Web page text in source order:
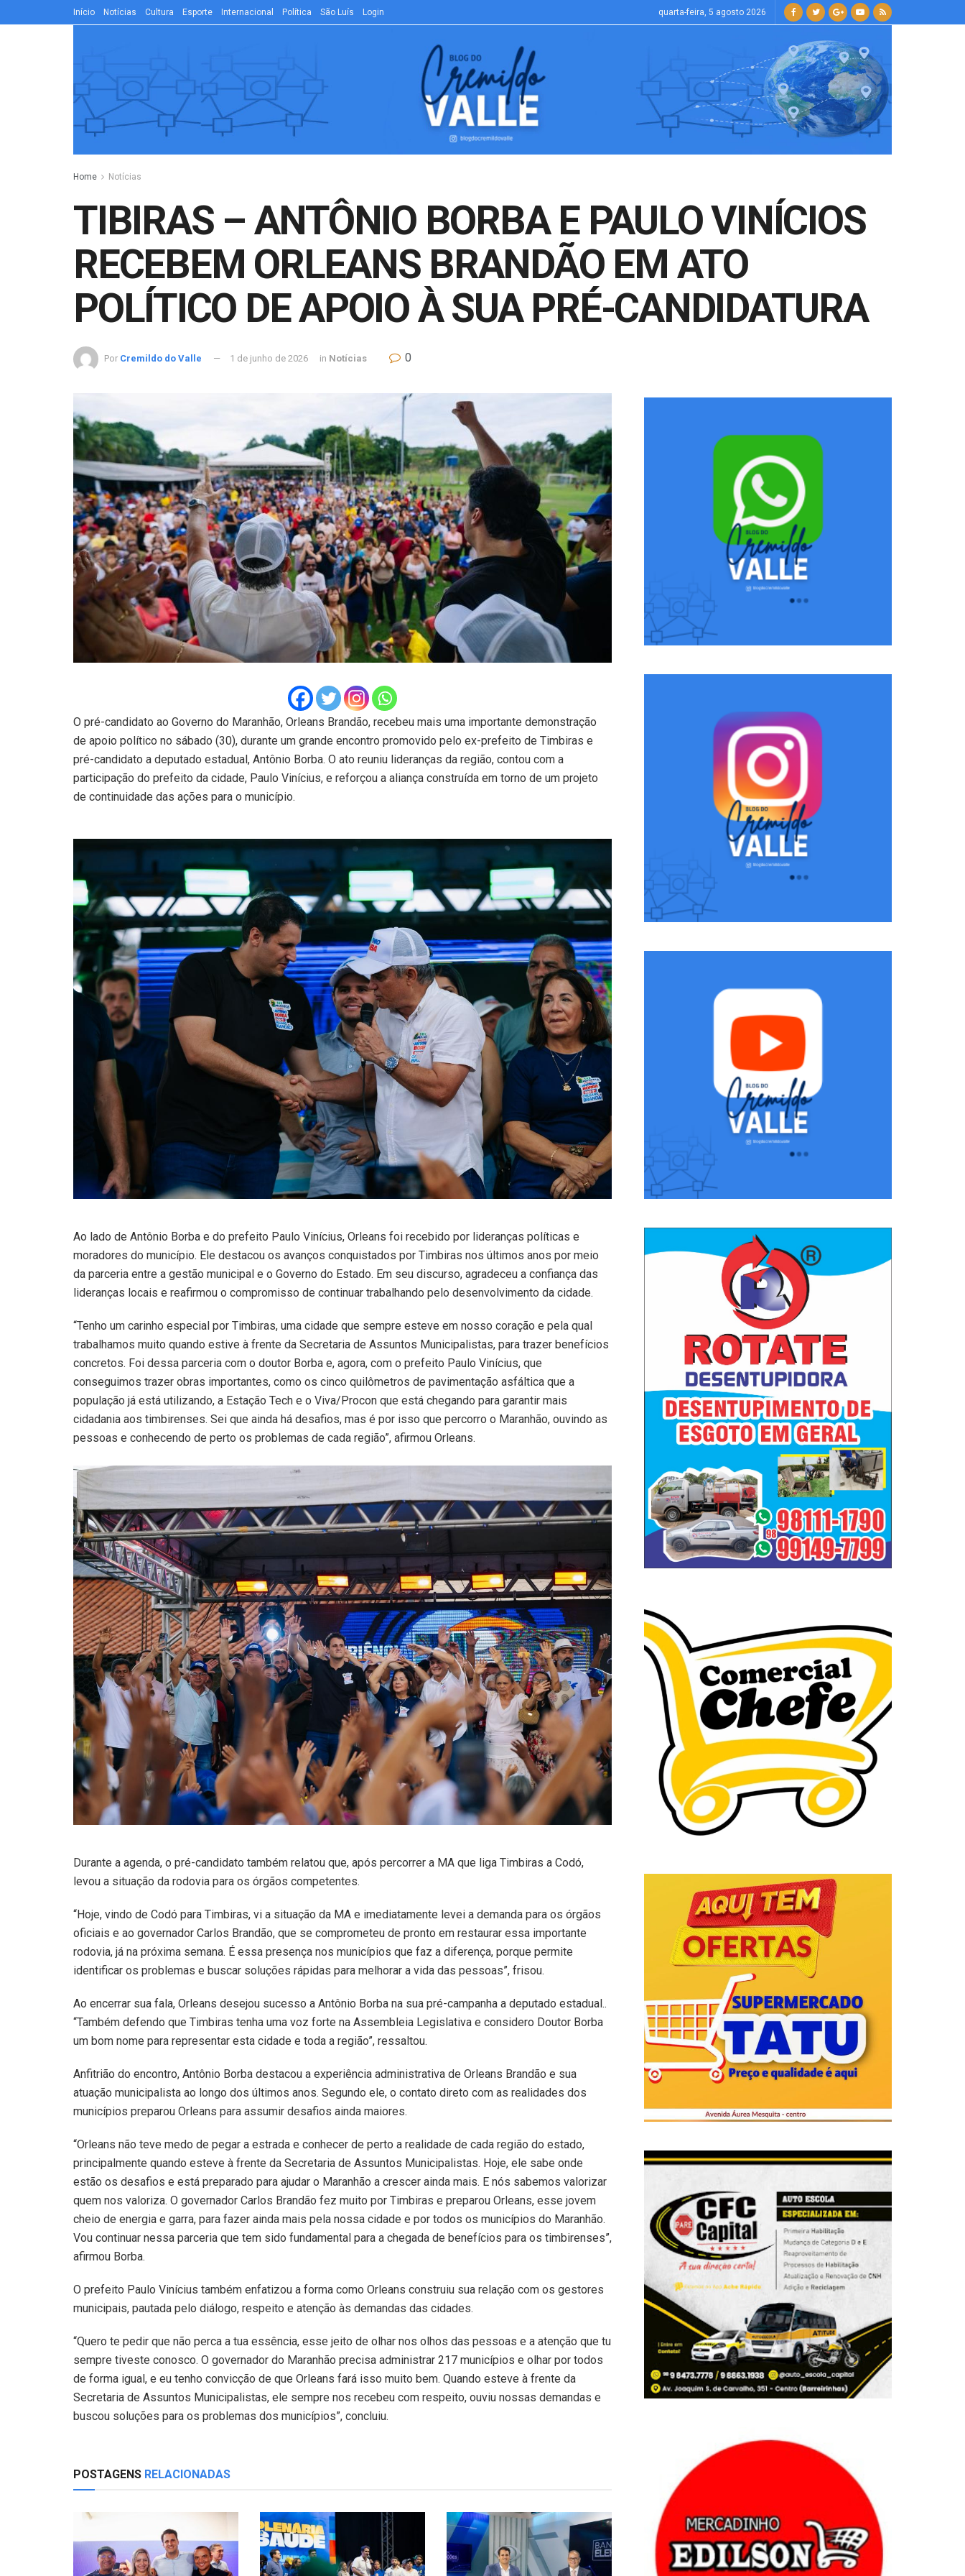
Início Notícias Cultura Esporte Internacional Política São Luís Login quarta-feira, 5 agosto 2026
Home Notícias
TIBIRAS – ANTÔNIO BORBA E PAULO VINÍCIOS
RECEBEM ORLEANS BRANDÃO EM ATO
POLÍTICO DE APOIO À SUA PRÉ-CANDIDATURA
Por Cremildo do Valle 1 de junho de 2026 in Notícias 0
O pré-candidato ao Governo do Maranhão, Orleans Brandão, recebeu mais uma importante demonstração
de apoio político no sábado (30), durante um grande encontro promovido pelo ex-prefeito de Timbiras e
pré-candidato a deputado estadual, Antônio Borba. O ato reuniu lideranças da região, contou com a
participação do prefeito da cidade, Paulo Vinícius, e reforçou a aliança construída em torno de um projeto
de continuidade das ações para o município.
Ao lado de Antônio Borba e do prefeito Paulo Vinícius, Orleans foi recebido por lideranças políticas e
moradores do município. Ele destacou os avanços conquistados por Timbiras nos últimos anos por meio
da parceria entre a gestão municipal e o Governo do Estado. Em seu discurso, agradeceu a confiança das
lideranças locais e reafirmou o compromisso de continuar trabalhando pelo desenvolvimento da cidade.
“Tenho um carinho especial por Timbiras, uma cidade que sempre esteve em nosso coração e pela qual
trabalhamos muito quando estive à frente da Secretaria de Assuntos Municipalistas, para trazer benefícios
concretos. Foi dessa parceria com o doutor Borba e, agora, com o prefeito Paulo Vinícius, que
conseguimos trazer obras importantes, como os cinco quilômetros de pavimentação asfáltica que a
população já está utilizando, a Estação Tech e o Viva/Procon que está chegando para garantir mais
cidadania aos timbirenses. Sei que ainda há desafios, mas é por isso que percorro o Maranhão, ouvindo as
pessoas e conhecendo de perto os problemas de cada região”, afirmou Orleans.
Durante a agenda, o pré-candidato também relatou que, após percorrer a MA que liga Timbiras a Codó,
levou a situação da rodovia para os órgãos competentes.
“Hoje, vindo de Codó para Timbiras, vi a situação da MA e imediatamente levei a demanda para os órgãos
oficiais e ao governador Carlos Brandão, que se comprometeu de pronto em restaurar essa importante
rodovia, já na próxima semana. É essa presença nos municípios que faz a diferença, porque permite
identificar os problemas e buscar soluções rápidas para melhorar a vida das pessoas”, frisou.
Ao encerrar sua fala, Orleans desejou sucesso a Antônio Borba na sua pré-campanha a deputado estadual..
“Também defendo que Timbiras tenha uma voz forte na Assembleia Legislativa e considero Doutor Borba
um bom nome para representar esta cidade e toda a região”, ressaltou.
Anfitrião do encontro, Antônio Borba destacou a experiência administrativa de Orleans Brandão e sua
atuação municipalista ao longo dos últimos anos. Segundo ele, o contato direto com as realidades dos
municípios preparou Orleans para assumir desafios ainda maiores.
“Orleans não teve medo de pegar a estrada e conhecer de perto a realidade de cada região do estado,
principalmente quando esteve à frente da Secretaria de Assuntos Municipalistas. Hoje, ele sabe onde
estão os desafios e está preparado para ajudar o Maranhão a crescer ainda mais. E nós sabemos valorizar
quem nos valoriza. O governador Carlos Brandão fez muito por Timbiras e preparou Orleans, esse jovem
cheio de energia e garra, para fazer ainda mais pela nossa cidade e por todos os municípios do Maranhão.
Vou continuar nessa parceria que tem sido fundamental para a chegada de benefícios para os timbirenses”,
afirmou Borba.
O prefeito Paulo Vinícius também enfatizou a forma como Orleans construiu sua relação com os gestores
municipais, pautada pelo diálogo, respeito e atenção às demandas das cidades.
“Quero te pedir que não perca a tua essência, esse jeito de olhar nos olhos das pessoas e a atenção que tu
sempre tiveste conosco. O governador do Maranhão precisa administrar 217 municípios e olhar por todos
de forma igual, e eu tenho convicção de que Orleans fará isso muito bem. Quando esteve à frente da
Secretaria de Assuntos Municipalistas, ele sempre nos recebeu com respeito, ouviu nossas demandas e
buscou soluções para os problemas dos municípios”, concluiu.
POSTAGENS RELACIONADAS